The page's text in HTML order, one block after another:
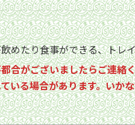
たり食事ができる、トレ
合がございましたらご連絡
る場合があります。いか